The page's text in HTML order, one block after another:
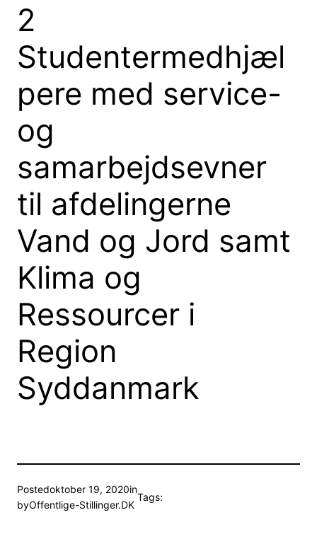
2
Studentermedhjæl
pere med service-
og
samarbejdsevner
til afdelingerne
Vand og Jord samt
Klima og
Ressourcer i
Region
Syddanmark
Postedoktober 19, 2020in
byOffentlige-Stillinger.DK
Tags: